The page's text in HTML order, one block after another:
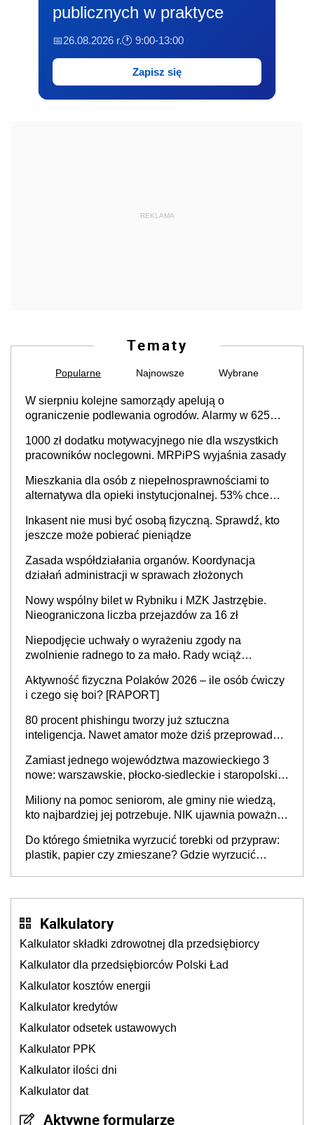
publicznych w praktyce
📅26.08.2026 r.🕐 9:00-13:00
Zapisz się
REKLAMA
Tematy
Popularne Najnowsze Wybrane
W sierpniu kolejne samorządy apelują o
ograniczenie podlewania ogrodów. Alarmy w 625
cały kraj
1000 zł dodatku motywacyjnego nie dla wszystkich
pracowników noclegowni. MRPiPS wyjaśnia zasady
Mieszkania dla osób z niepełnosprawnościami to
alternatywa dla opieki instytucjonalnej. 53% chce
Inkasent nie musi być osobą fizyczną. Sprawdź, kto
jeszcze może pobierać pieniądze
Zasada współdziałania organów. Koordynacja
działań administracji w sprawach złożonych
Nowy wspólny bilet w Rybniku i MZK Jastrzębie.
Nieograniczona liczba przejazdów za 16 zł
Niepodjęcie uchwały o wyrażeniu zgody na
zwolnienie radnego to za mało. Rady wciąż
sprawy
Aktywność fizyczna Polaków 2026 – ile osób ćwiczy
i czego się boi? [RAPORT]
80 procent phishingu tworzy już sztuczna
inteligencja. Nawet amator może dziś przeprowadzić
Zamiast jednego województwa mazowieckiego 3
nowe: warszawskie, płocko-siedleckie i staropolskie.
stołecznych
Miliony na pomoc seniorom, ale gminy nie wiedzą,
kto najbardziej jej potrzebuje. NIK ujawnia poważną
Do którego śmietnika wyrzucić torebki od przypraw:
plastik, papier czy zmieszane? Gdzie wyrzucić
Kalkulatory
Kalkulator składki zdrowotnej dla przedsiębiorcy
Kalkulator dla przedsiębiorców Polski Ład
Kalkulator kosztów energii
Kalkulator kredytów
Kalkulator odsetek ustawowych
Kalkulator PPK
Kalkulator ilości dni
Kalkulator dat
Aktywne formularze